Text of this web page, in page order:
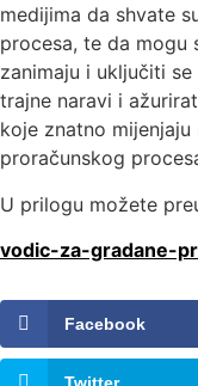
medijima da shvate
procesa, te da mogu
zanimaju i uključiti
trajne naravi i
koje znatno
proračunskog
U prilogu možete
vodic-za-gradane-
Facebook